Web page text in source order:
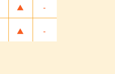
▲ -
▲ -